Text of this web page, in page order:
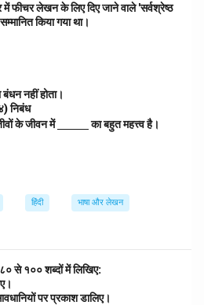
c
m}}
में फीचर लेखन के लिए दिए जाने वाले 'सर्वश्रेष्ठ
किया गया था।
नहीं होता।
निबंध
के जीवन में
derl
m}}
का बहुत महत्त्व है।
हिंदी भाषा और लेखन
से १०० शब्दों में लिखिए:
पर प्रकाश डालिए।